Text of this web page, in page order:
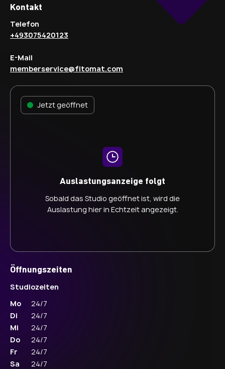
Jetzt geöffnet
Auslastungsanzeige folgt
Sobald das Studio geöffnet ist, wird die
Auslastung hier in Echtzeit angezeigt.
Kontakt
Telefon
+493075420123
E-Mail
memberservice@fitomat.com
Öffnungszeiten
Studiozeiten
Mo
24/7
Di
24/7
Mi
24/7
Do
24/7
Fr
24/7
Sa
24/7